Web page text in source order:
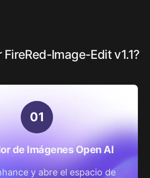
FireRed-Image-Edit v1.1?
01
de Imágenes Open AI
y abre el espacio de